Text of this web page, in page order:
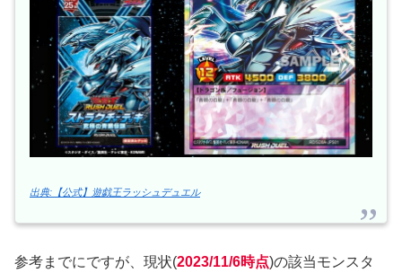
出典:【公式】遊戯王ラッシュデュエル
参考までにですが、現状(2023/11/6時点)の該当モンスタ